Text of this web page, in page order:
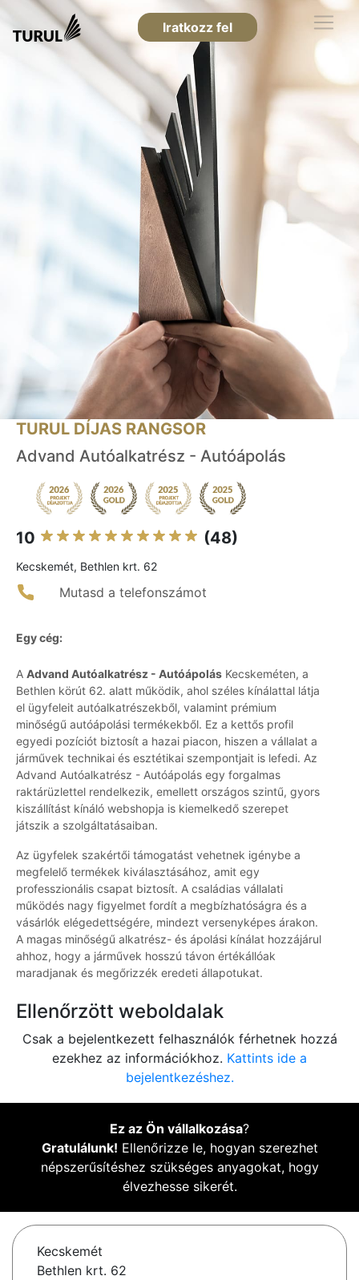
Iratkozz fel
TURUL DÍJAS RANGSOR
Advand Autóalkatrész - Autóápolás
10 (48)
Kecskemét, Bethlen krt. 62
Mutasd a telefonszámot
Egy cég:
A Advand Autóalkatrész - Autóápolás Kecskeméten, a
Bethlen körút 62. alatt működik, ahol széles kínálattal látja
el ügyfeleit autóalkatrészekből, valamint prémium
minőségű autóápolási termékekből. Ez a kettős profil
egyedi pozíciót biztosít a hazai piacon, hiszen a vállalat a
járművek technikai és esztétikai szempontjait is lefedi. Az
Advand Autóalkatrész - Autóápolás egy forgalmas
raktárüzlettel rendelkezik, emellett országos szintű, gyors
kiszállítást kínáló webshopja is kiemelkedő szerepet
játszik a szolgáltatásaiban.
Az ügyfelek szakértői támogatást vehetnek igénybe a
megfelelő termékek kiválasztásához, amit egy
professzionális csapat biztosít. A családias vállalati
működés nagy figyelmet fordít a megbízhatóságra és a
vásárlók elégedettségére, mindezt versenyképes árakon.
A magas minőségű alkatrész- és ápolási kínálat hozzájárul
ahhoz, hogy a járművek hosszú távon értékállóak
maradjanak és megőrizzék eredeti állapotukat.
Ellenőrzött weboldalak
Csak a bejelentkezett felhasználók férhetnek hozzá
ezekhez az információkhoz. Kattints ide a
bejelentkezéshez.
Ez az Ön vállalkozása?
Gratulálunk! Ellenőrizze le, hogyan szerezhet
népszerűsítéshez szükséges anyagokat, hogy
élvezhesse sikerét.
Kecskemét
Bethlen krt. 62